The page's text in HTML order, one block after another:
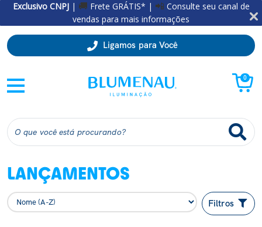
Exclusivo CNPJ | 🚚 Frete GRÁTIS* | 📲 Consulte seu canal de
vendas para mais informações
Ligamos para Você
0
LANÇAMENTOS
Filtros